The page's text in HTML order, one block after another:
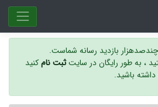
چندصدهزار بازدید رسانه شماست.
، به طور رایگان در سایتثبت نامکنید
باشید.